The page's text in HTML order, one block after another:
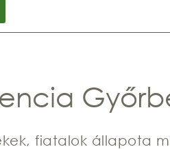
fiatalok állapota